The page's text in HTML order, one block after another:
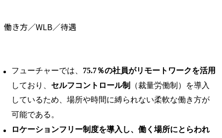
働き方／WLB／待遇
フューチャーでは、 75.7％の社員がリモートワークを活用
しており、 セルフコントロール制
（裁量労働制）を導入
しているため、場所や時間に縛られない柔軟な働き方が
可能である。 ​
ロケーションフリー制度を導入し、働く場所にとらわれ